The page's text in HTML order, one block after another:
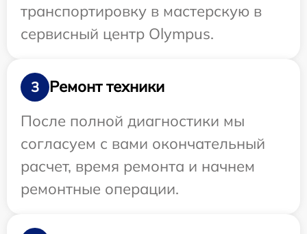
транспортировку в мастерскую в
сервисный центр Olympus.
3
Ремонт техники
После полной диагностики мы
согласуем с вами окончательный
расчет, время ремонта и начнем
ремонтные операции.